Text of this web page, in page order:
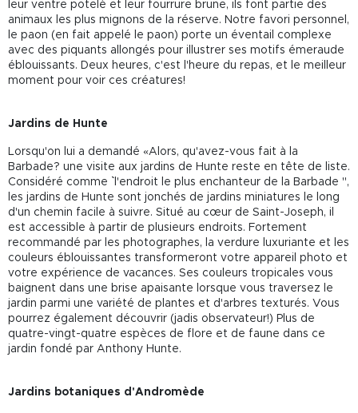
leur ventre potelé et leur fourrure brune, ils font partie des
animaux les plus mignons de la réserve. Notre favori personnel,
le paon (en fait appelé le paon) porte un éventail complexe
avec des piquants allongés pour illustrer ses motifs émeraude
éblouissants. Deux heures, c'est l'heure du repas, et le meilleur
moment pour voir ces créatures!
Jardins de Hunte
Lorsqu'on lui a demandé «Alors, qu'avez-vous fait à la
Barbade? une visite aux jardins de Hunte reste en tête de liste.
Considéré comme `` l'endroit le plus enchanteur de la Barbade '',
les jardins de Hunte sont jonchés de jardins miniatures le long
d'un chemin facile à suivre. Situé au cœur de Saint-Joseph, il
est accessible à partir de plusieurs endroits. Fortement
recommandé par les photographes, la verdure luxuriante et les
couleurs éblouissantes transformeront votre appareil photo et
votre expérience de vacances. Ses couleurs tropicales vous
baignent dans une brise apaisante lorsque vous traversez le
jardin parmi une variété de plantes et d'arbres texturés. Vous
pourrez également découvrir (jadis observateur!) Plus de
quatre-vingt-quatre espèces de flore et de faune dans ce
jardin fondé par Anthony Hunte.
Jardins botaniques d'Andromède